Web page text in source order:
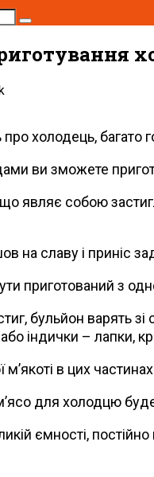
холодець, багато
ви зможете
являє собою
на славу і приніс
приготований з
бульйон варять зі
індички – лапки,
м’якоті в цих
для холодцю
ємності,